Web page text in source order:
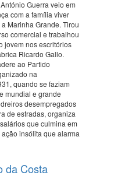
Guerra veio em
com a família viver
Marinha Grande. Tirou
comercial e trabalhou
jovem nos escritórios
Ricardo Gallo.
ao Partido
na
quando se faziam
mundial e grande
desempregados
de estradas, organiza
que culmina em
insólita que alarma
da Costa